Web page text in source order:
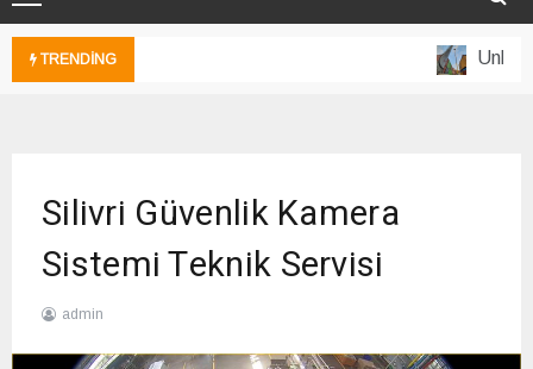
TRENDING
GÜVENLİK
KAMERA
TEKNİK
HİZMET
Silivri Güvenlik Kamera
Sistemi Teknik Servisi
admin
Haziran